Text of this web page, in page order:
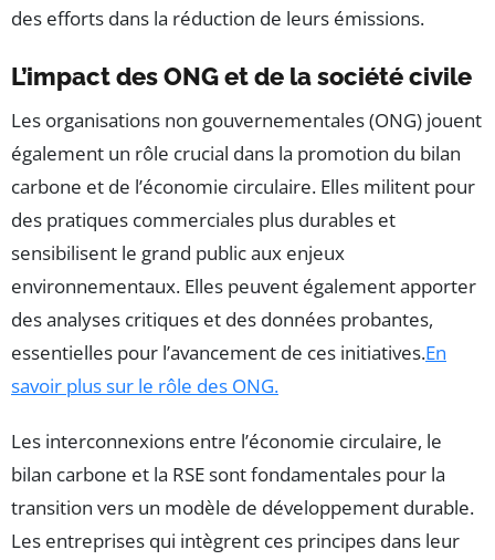
des efforts dans la réduction de leurs émissions.
L’impact des ONG et de la société civile
Les organisations non gouvernementales (ONG) jouent
également un rôle crucial dans la promotion du bilan
carbone et de l’économie circulaire. Elles militent pour
des pratiques commerciales plus durables et
sensibilisent le grand public aux enjeux
environnementaux. Elles peuvent également apporter
des analyses critiques et des données probantes,
essentielles pour l’avancement de ces initiatives.En
savoir plus sur le rôle des ONG.
Les interconnexions entre l’économie circulaire, le
bilan carbone et la RSE sont fondamentales pour la
transition vers un modèle de développement durable.
Les entreprises qui intègrent ces principes dans leur